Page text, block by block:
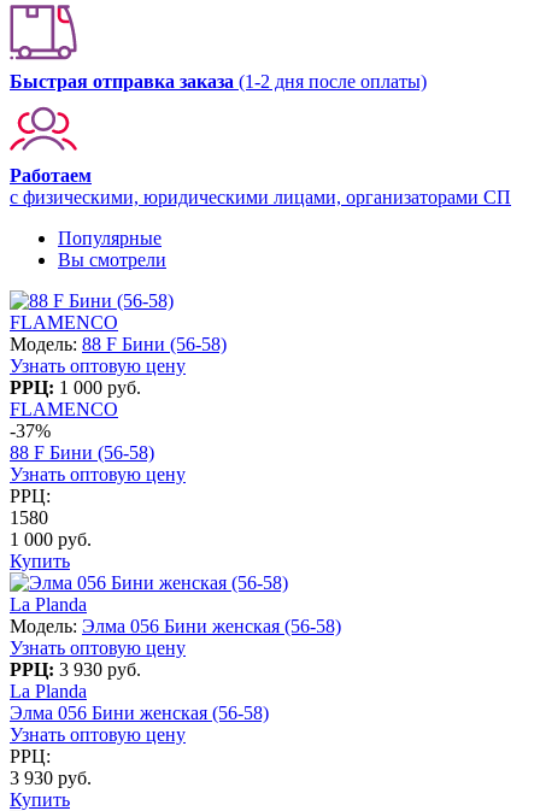
Быстрая отправка заказа (1-2 дня после оплаты)
Работаем
с физическими, юридическими лицами, организаторами СП
Популярные
Вы смотрели
FLAMENCO
Модель: 88 F Бини (56-58)
Узнать оптовую цену
РРЦ: 1 000 руб.
FLAMENCO
-37%
88 F Бини (56-58)
Узнать оптовую цену
РРЦ:
1580
1 000 руб.
Купить
La Planda
Модель: Элма 056 Бини женская (56-58)
Узнать оптовую цену
РРЦ: 3 930 руб.
La Planda
Элма 056 Бини женская (56-58)
Узнать оптовую цену
РРЦ:
3 930 руб.
Купить